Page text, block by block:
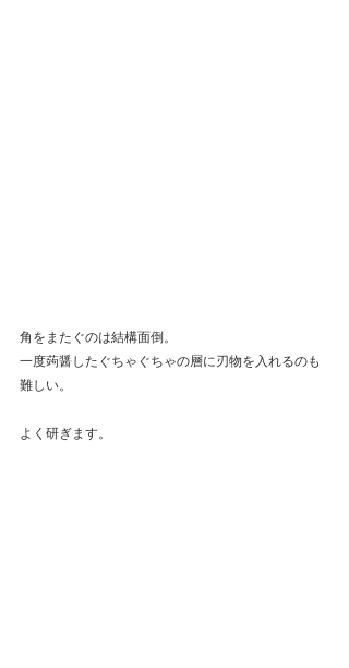
角をまたぐのは結構面倒。
一度蒟醤したぐちゃぐちゃの層に刃物を入れるのも
難しい。
よく研ぎます。